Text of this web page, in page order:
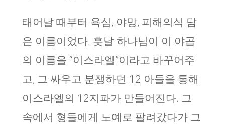
태어날 때부터 욕심, 야망, 피해의식 담
은 이름이었다. 훗날 하나님이 이 야곱
의 이름을 “이스라엘”이라고 바꾸어주
고, 그 싸우고 분쟁하던 12 아들을 통해
이스라엘의 12지파가 만들어진다. 그
속에서 형들에게 노예로 팔려갔다가 그